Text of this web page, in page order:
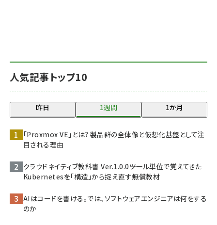
人気記事トップ10
昨日 1週間 1か月
「Proxmox VE」とは? 製品群の全体像と仮想化基盤として注
目される理由
クラウドネイティブ教科書 Ver.1.0.0――ツール単位で覚えてきた
Kubernetesを「構造」から捉え直す無償教材
AIはコードを書ける。では、ソフトウェアエンジニアは何をする
のか